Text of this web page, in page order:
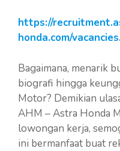
https://
honda.com/
Bagaimana, menarik
biografi hingga
Motor? Demikian
AHM – Astra Honda
lowongan kerja,
ini bermanfaat buat